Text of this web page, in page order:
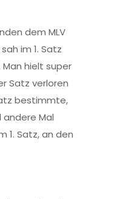
dem MLV
im 1. Satz
hielt super
Satz verloren
bestimmte,
Mal
1. Satz, an den